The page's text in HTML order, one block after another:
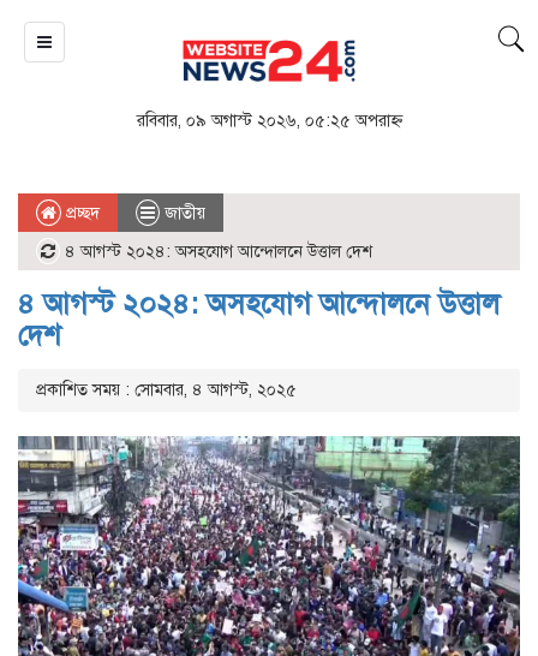
রবিবার, ০৯ অগাস্ট ২০২৬, ০৫:২৫ অপরাহ্ন
প্রচ্ছদ
জাতীয়
৪ আগস্ট ২০২৪: অসহযোগ আন্দোলনে উত্তাল দেশ
৪ আগস্ট ২০২৪: অসহযোগ আন্দোলনে উত্তাল
দেশ
প্রকাশিত সময় : সোমবার, ৪ আগস্ট, ২০২৫